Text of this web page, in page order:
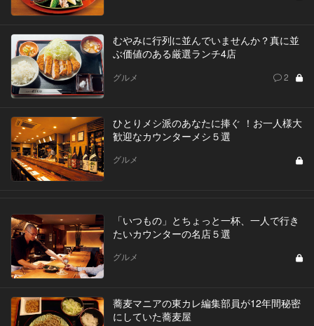
むやみに行列に並んでいませんか？真に並
ぶ価値のある厳選ランチ4店
グルメ 2
ひとりメシ派のあなたに捧ぐ ！お一人様大
歓迎なカウンターメシ５選
グルメ
「いつもの」とちょっと一杯、一人で行き
たいカウンターの名店５選
グルメ
蕎麦マニアの東カレ編集部員が12年間秘密
にしていた蕎麦屋